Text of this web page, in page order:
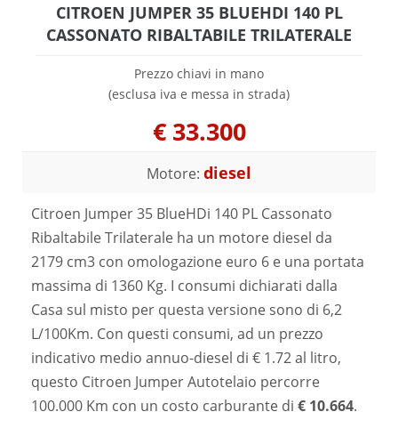
CITROEN JUMPER 35 BLUEHDI 140 PL
CASSONATO RIBALTABILE TRILATERALE
Prezzo chiavi in mano
(esclusa iva e messa in strada)
€ 33.300
Motore: diesel
Citroen Jumper 35 BlueHDi 140 PL Cassonato
Ribaltabile Trilaterale ha un motore diesel da
2179 cm3 con omologazione euro 6 e una portata
massima di 1360 Kg. I consumi dichiarati dalla
Casa sul misto per questa versione sono di 6,2
L/100Km. Con questi consumi, ad un prezzo
indicativo medio annuo-diesel di € 1.72 al litro,
questo Citroen Jumper Autotelaio percorre
100.000 Km con un costo carburante di € 10.664.